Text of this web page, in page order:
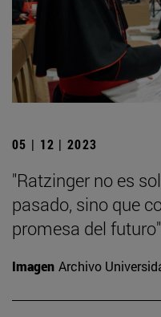
05 | 12 | 2023
"Ratzinger no es
pasado, sino que
promesa del futuro"
Imagen Archivo